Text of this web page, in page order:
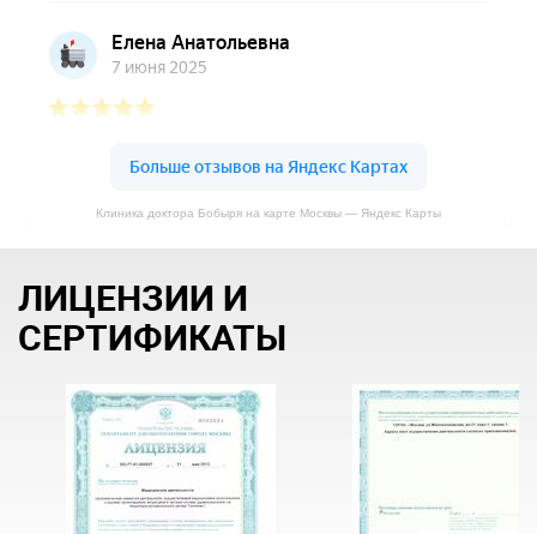
Клиника доктора Бобыря на карте Москвы — Яндекс Карты
ЛИЦЕНЗИИ И
СЕРТИФИКАТЫ